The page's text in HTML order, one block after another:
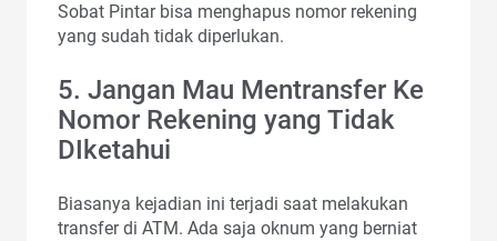
Sobat Pintar bisa menghapus nomor rekening
yang sudah tidak diperlukan.
5. Jangan Mau Mentransfer Ke
Nomor Rekening yang Tidak
DIketahui
Biasanya kejadian ini terjadi saat melakukan
transfer di ATM. Ada saja oknum yang berniat